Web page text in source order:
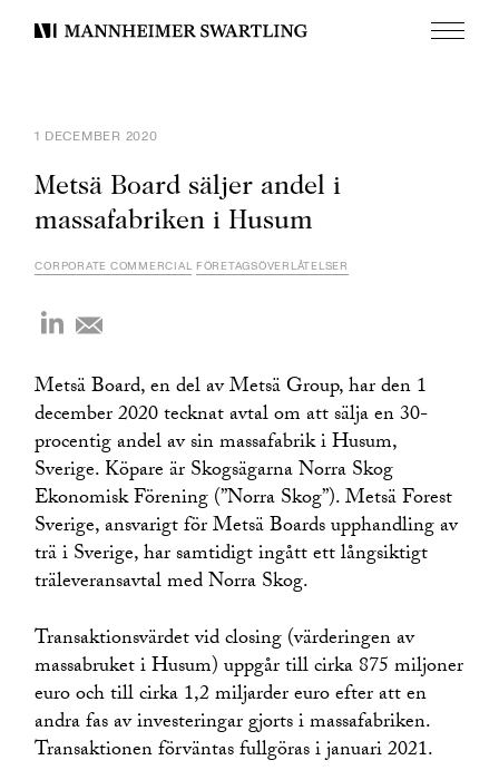
Mannheimer
Meny
1 DECEMBER 2020
Metsä Board säljer andel i
massafabriken i Husum
CORPORATE COMMERCIAL FÖRETAGSÖVERLÅTELSER
Metsä Board, en del av Metsä Group, har den 1
december 2020 tecknat avtal om att sälja en 30-
procentig andel av sin massafabrik i Husum,
Sverige. Köpare är Skogsägarna Norra Skog
Ekonomisk Förening (”Norra Skog”). Metsä Forest
Sverige, ansvarigt för Metsä Boards upphandling av
trä i Sverige, har samtidigt ingått ett långsiktigt
träleveransavtal med Norra Skog.
Transaktionsvärdet vid closing (värderingen av
massabruket i Husum) uppgår till cirka 875 miljoner
euro och till cirka 1,2 miljarder euro efter att en
andra fas av investeringar gjorts i massafabriken.
Transaktionen förväntas fullgöras i januari 2021.